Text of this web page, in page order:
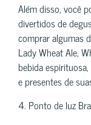
Além disso, você
divertidos de
comprar algumas
Lady Wheat Ale,
bebida
e presentes de
4. Ponto de luz